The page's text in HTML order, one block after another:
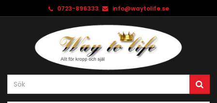
0723-896333 info@waytolife.se